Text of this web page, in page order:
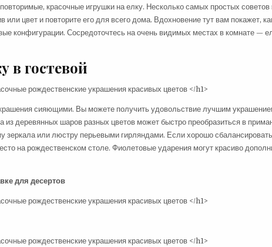
красочные игрушки на елку. Несколько самых простых
или цвет и повторите его для всего дома. Вдохновение тут вам покажет,
конфигурации. Сосредоточтесь на очень видимых местах в комнате —
в гостевой
сияющими. Вы можете получить удовольствие лучшим
деревянных шаров разных цветов может быстро преобразиться в
зеркала или люстру перьевыми гирляндами. Если хорошо
на рождественском столе. Фиолетовые ударения могут красиво
для десертов